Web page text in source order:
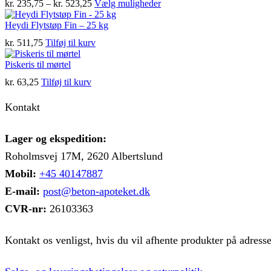
kr. 235,75 – kr. 523,25Prisinterval:
kr. 235,75
til
Vælg mulighederDette
Heydi Flytstøp Fin – 25 kg
kr. 511,75 Tilføj til kurv
Piskeris til mørtel
kr. 63,25 Tilføj til kurv
Kontakt
Lager og ekspedition:
Roholmsvej 17M, 2620 Albertslund
Mobil: +45 40147887
E-mail: post@beton-apoteket.dk
CVR-nr: 26103363
Kontakt os venligst, hvis du vil afhente produkter på